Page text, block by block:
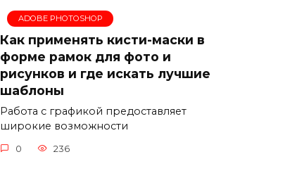
ADOBE PHOTOSHOP
Как применять кисти-маски в
форме рамок для фото и
рисунков и где искать лучшие
шаблоны
Работа с графикой предоставляет
широкие возможности
0 236